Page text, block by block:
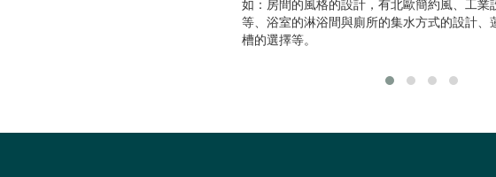
如：房間的風格的設計，有北歐簡約風、工業
等、浴室的淋浴間與廁所的集水方式的設計、
槽的選擇等。